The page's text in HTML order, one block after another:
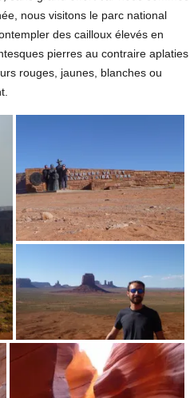
nous visitons le parc national
des cailloux élevés en
pierres au contraire aplaties
rouges, jaunes, blanches ou